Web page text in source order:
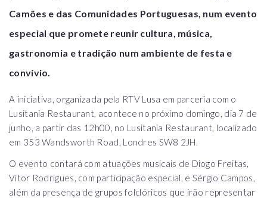
Camões e das Comunidades Portuguesas, num evento
especial que promete reunir cultura, música,
gastronomia e tradição num ambiente de festa e
convívio.
A iniciativa, organizada pela RTV Lusa em parceria com o
Lusitania Restaurant, acontece no próximo domingo, dia 7 de
junho, a partir das 12h00, no Lusitania Restaurant, localizado
em 353 Wandsworth Road, Londres SW8 2JH.
O evento contará com atuações musicais de Diogo Freitas,
Vítor Rodrigues, com participação especial, e Sérgio Campos,
além da presença de grupos folclóricos que irão representar